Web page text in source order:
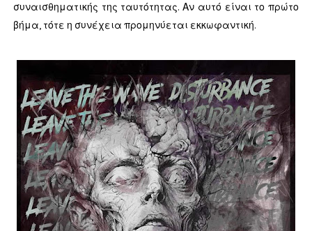
συναισθηματικής της ταυτότητας. Αν αυτό είναι το πρώτο
βήμα, τότε η συνέχεια προμηνύεται εκκωφαντική.